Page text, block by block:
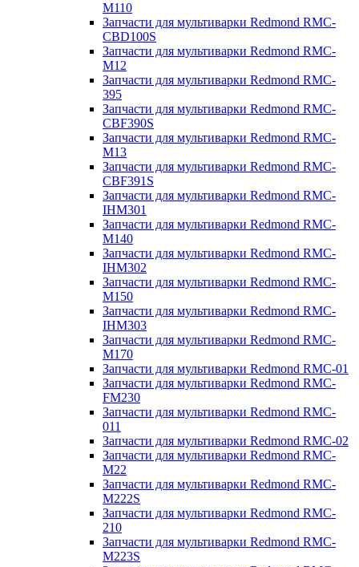
M110
Запчасти для мультиварки Redmond RMC-
CBD100S
Запчасти для мультиварки Redmond RMC-
M12
Запчасти для мультиварки Redmond RMC-
395
Запчасти для мультиварки Redmond RMC-
CBF390S
Запчасти для мультиварки Redmond RMC-
M13
Запчасти для мультиварки Redmond RMC-
CBF391S
Запчасти для мультиварки Redmond RMC-
IHM301
Запчасти для мультиварки Redmond RMC-
M140
Запчасти для мультиварки Redmond RMC-
IHM302
Запчасти для мультиварки Redmond RMC-
M150
Запчасти для мультиварки Redmond RMC-
IHM303
Запчасти для мультиварки Redmond RMC-
M170
Запчасти для мультиварки Redmond RMC-01
Запчасти для мультиварки Redmond RMC-
FM230
Запчасти для мультиварки Redmond RMC-
011
Запчасти для мультиварки Redmond RMC-02
Запчасти для мультиварки Redmond RMC-
M22
Запчасти для мультиварки Redmond RMC-
M222S
Запчасти для мультиварки Redmond RMC-
210
Запчасти для мультиварки Redmond RMC-
M223S